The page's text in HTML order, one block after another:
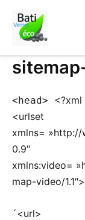
contenu
<head> <?xml
<urlset
xmlns= »http://
0.9″
xmlns:video=
map-video/1.1″>
´<url>